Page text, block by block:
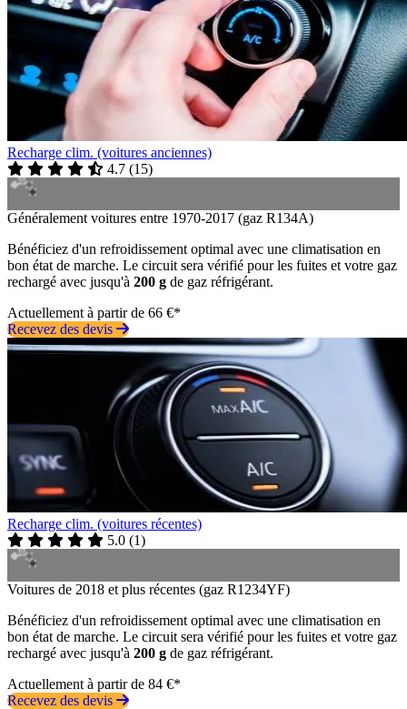
Recharge clim. (voitures anciennes)
4.7 (15)
Généralement voitures entre 1970-2017 (gaz R134A)
Bénéficiez d'un refroidissement optimal avec une climatisation en
bon état de marche. Le circuit sera vérifié pour les fuites et votre gaz
rechargé avec jusqu'à 200 g de gaz réfrigérant.
Actuellement à partir de 66 €*
Recevez des devis
Recharge clim. (voitures récentes)
5.0 (1)
Voitures de 2018 et plus récentes (gaz R1234YF)
Bénéficiez d'un refroidissement optimal avec une climatisation en
bon état de marche. Le circuit sera vérifié pour les fuites et votre gaz
rechargé avec jusqu'à 200 g de gaz réfrigérant.
Actuellement à partir de 84 €*
Recevez des devis